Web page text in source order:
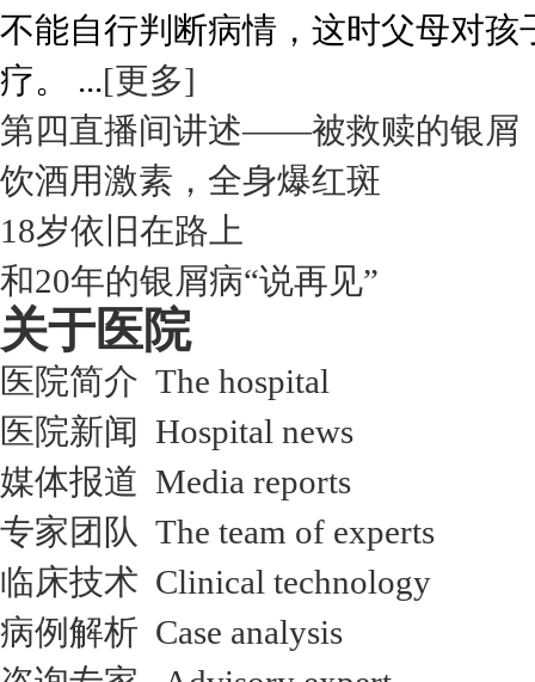
不能自行判断病情，这时父母对
疗。 ...[更多]
第四直播间讲述——被救赎的银屑
饮酒用激素，全身爆红斑
18岁依旧在路上
和20年的银屑病“说再见”
关于医院
医院简介 The hospital
医院新闻 Hospital news
媒体报道 Media reports
专家团队 The team of experts
临床技术 Clinical technology
病例解析 Case analysis